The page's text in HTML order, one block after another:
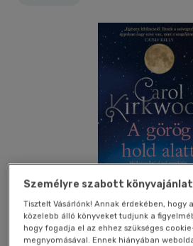
Személyre szabott
Tisztelt Vásárlónk! Annak érdekében, hogy
közelebb álló könyveket tudjunk a
hogy fogadja el az ehhez szükséges
megnyomásával. Ennek hiányában